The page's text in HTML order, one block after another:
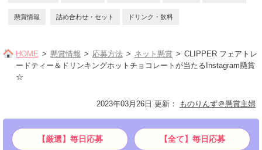
懸賞情報 詰め合わせ・セット ドリンク・飲料
HOME 懸賞情報 応募方法 ネット懸賞
CLIPPER フェアトレ
ードティー＆ドリンキングホットチョコレートが当たるInstagram懸賞
☆
2023年03月26日 更新 ： ものりんず＠懸賞主婦
【厳選】毎日応募 【全て】毎日応募